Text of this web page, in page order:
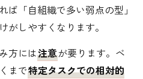
ば「自組織で多い弱点の型」
がしやすくなります。
方には注意が要ります。ベ
まで特定タスクでの相対的